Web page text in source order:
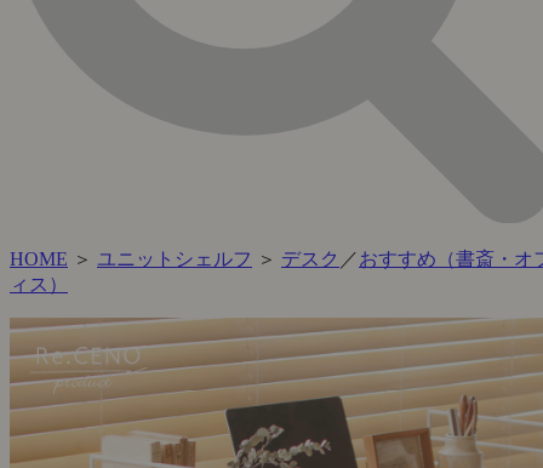
HOME ＞ ユニットシェルフ ＞ デスク ／おすすめ（書斎・オ
ィス）